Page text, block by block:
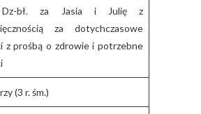
bł. za Jasia i Julię z
za dotychczasowe
z prośbą o zdrowie i potrzebne
(3 r. śm.)